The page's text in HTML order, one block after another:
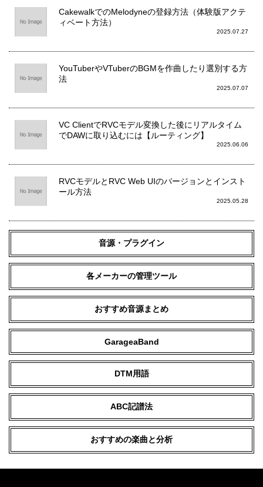
CakewalkでのMelodyneの登録方法（体験版アクテ
ィベート方法）
2025.07.27
YouTuberやVTuberのBGMを作曲したり選別する方
法
2025.07.07
VC ClientでRVCモデル変換した後にリアルタイム
でDAWに取り込むには【ルーティング】
2025.06.06
RVCモデルとRVC Web UIのバージョンとインスト
ール方法
2025.05.28
音源・プラグイン
各メーカーの管理ツール
おすすめ音源まとめ
GarageaBand
DTM用語
ABC記譜法
おすすめの楽曲と分析